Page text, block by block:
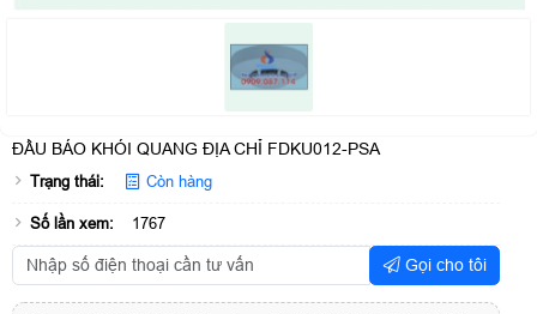
ĐẦU BÁO KHÓI QUANG ĐỊA CHỈ FDKU012-PSA
Trạng thái: Còn hàng
Số lần xem: 1767
Gọi cho tôi